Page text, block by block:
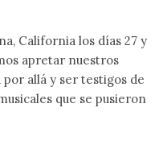
California los días 27 y
apretar nuestros
allá y ser testigos de
que se pusieron